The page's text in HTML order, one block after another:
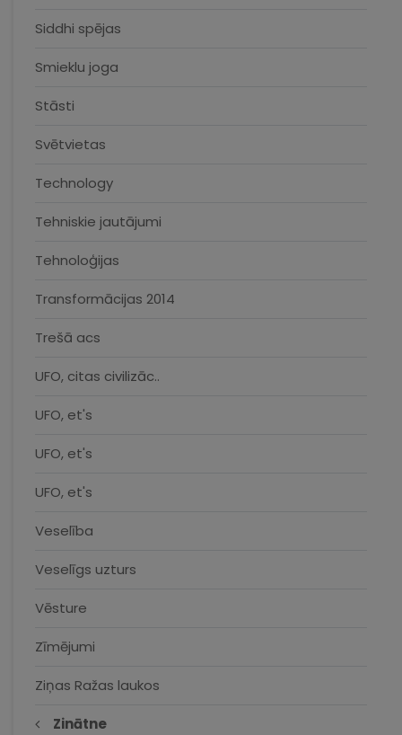
Siddhi spējas
Smieklu joga
Stāsti
Svētvietas
Technology
Tehniskie jautājumi
Tehnoloģijas
Transformācijas 2014
Trešā acs
UFO, citas civilizāc..
UFO, et's
UFO, et's
UFO, et's
Veselība
Veselīgs uzturs
Vēsture
Zīmējumi
Ziņas Ražas laukos
Zinātne